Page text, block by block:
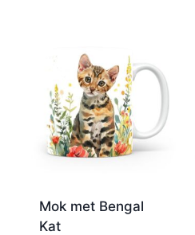
Mok met Bengal
Kat